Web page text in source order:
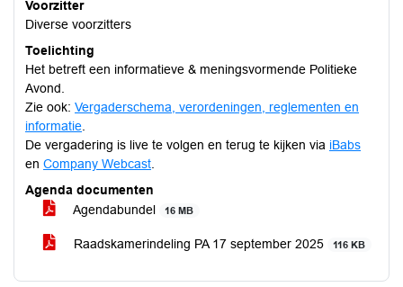
Voorzitter
Diverse voorzitters
Toelichting
Het betreft een informatieve & meningsvormende Politieke
Avond.
Zie ook: Vergaderschema, verordeningen, reglementen en
informatie
De vergadering is live te volgen en terug te kijken via iBabs
en Company Webcast
Agenda documenten
Agendabundel
16 MB
Raadskamerindeling PA 17 september 2025 116 KB